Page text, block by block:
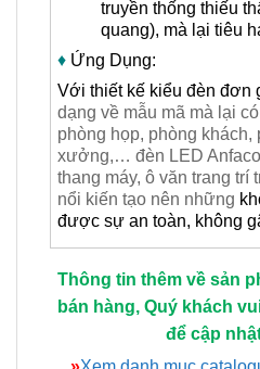
truyền thống thiếu
quang), mà lại tiêu
♦ Ứng Dụng:
Với thiết kế kiểu đèn đơn
dạng về mẫu mã mà lại
phòng họp, phòng
xưởng,… đèn LED
thang máy, ô văn trang
nổi kiến tạo nên những
được sự an toàn, không
Thông tin thêm về sản
bán hàng, Quý khách
để cập